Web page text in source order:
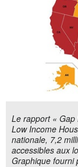
Le rapport «
Low Income
nationale, 7,2
accessibles aux
Graphique fourni